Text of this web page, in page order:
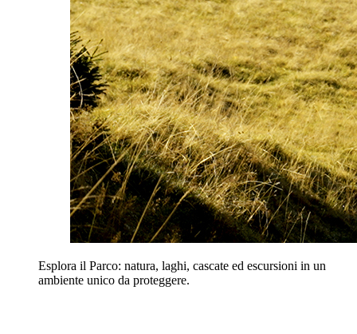
Esplora il Parco: natura, laghi, cascate ed escursioni in un
ambiente unico da proteggere.